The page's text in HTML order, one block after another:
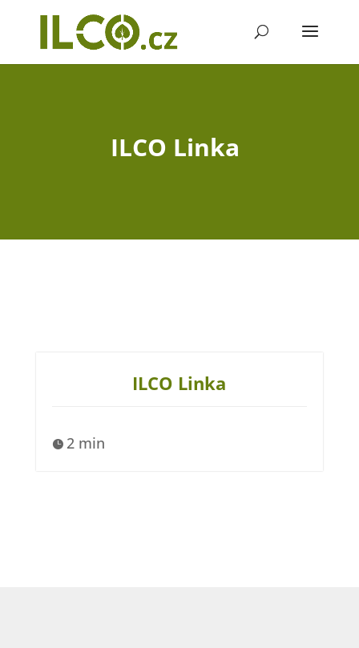
ILCO Linka
ILCO Linka
 2 min